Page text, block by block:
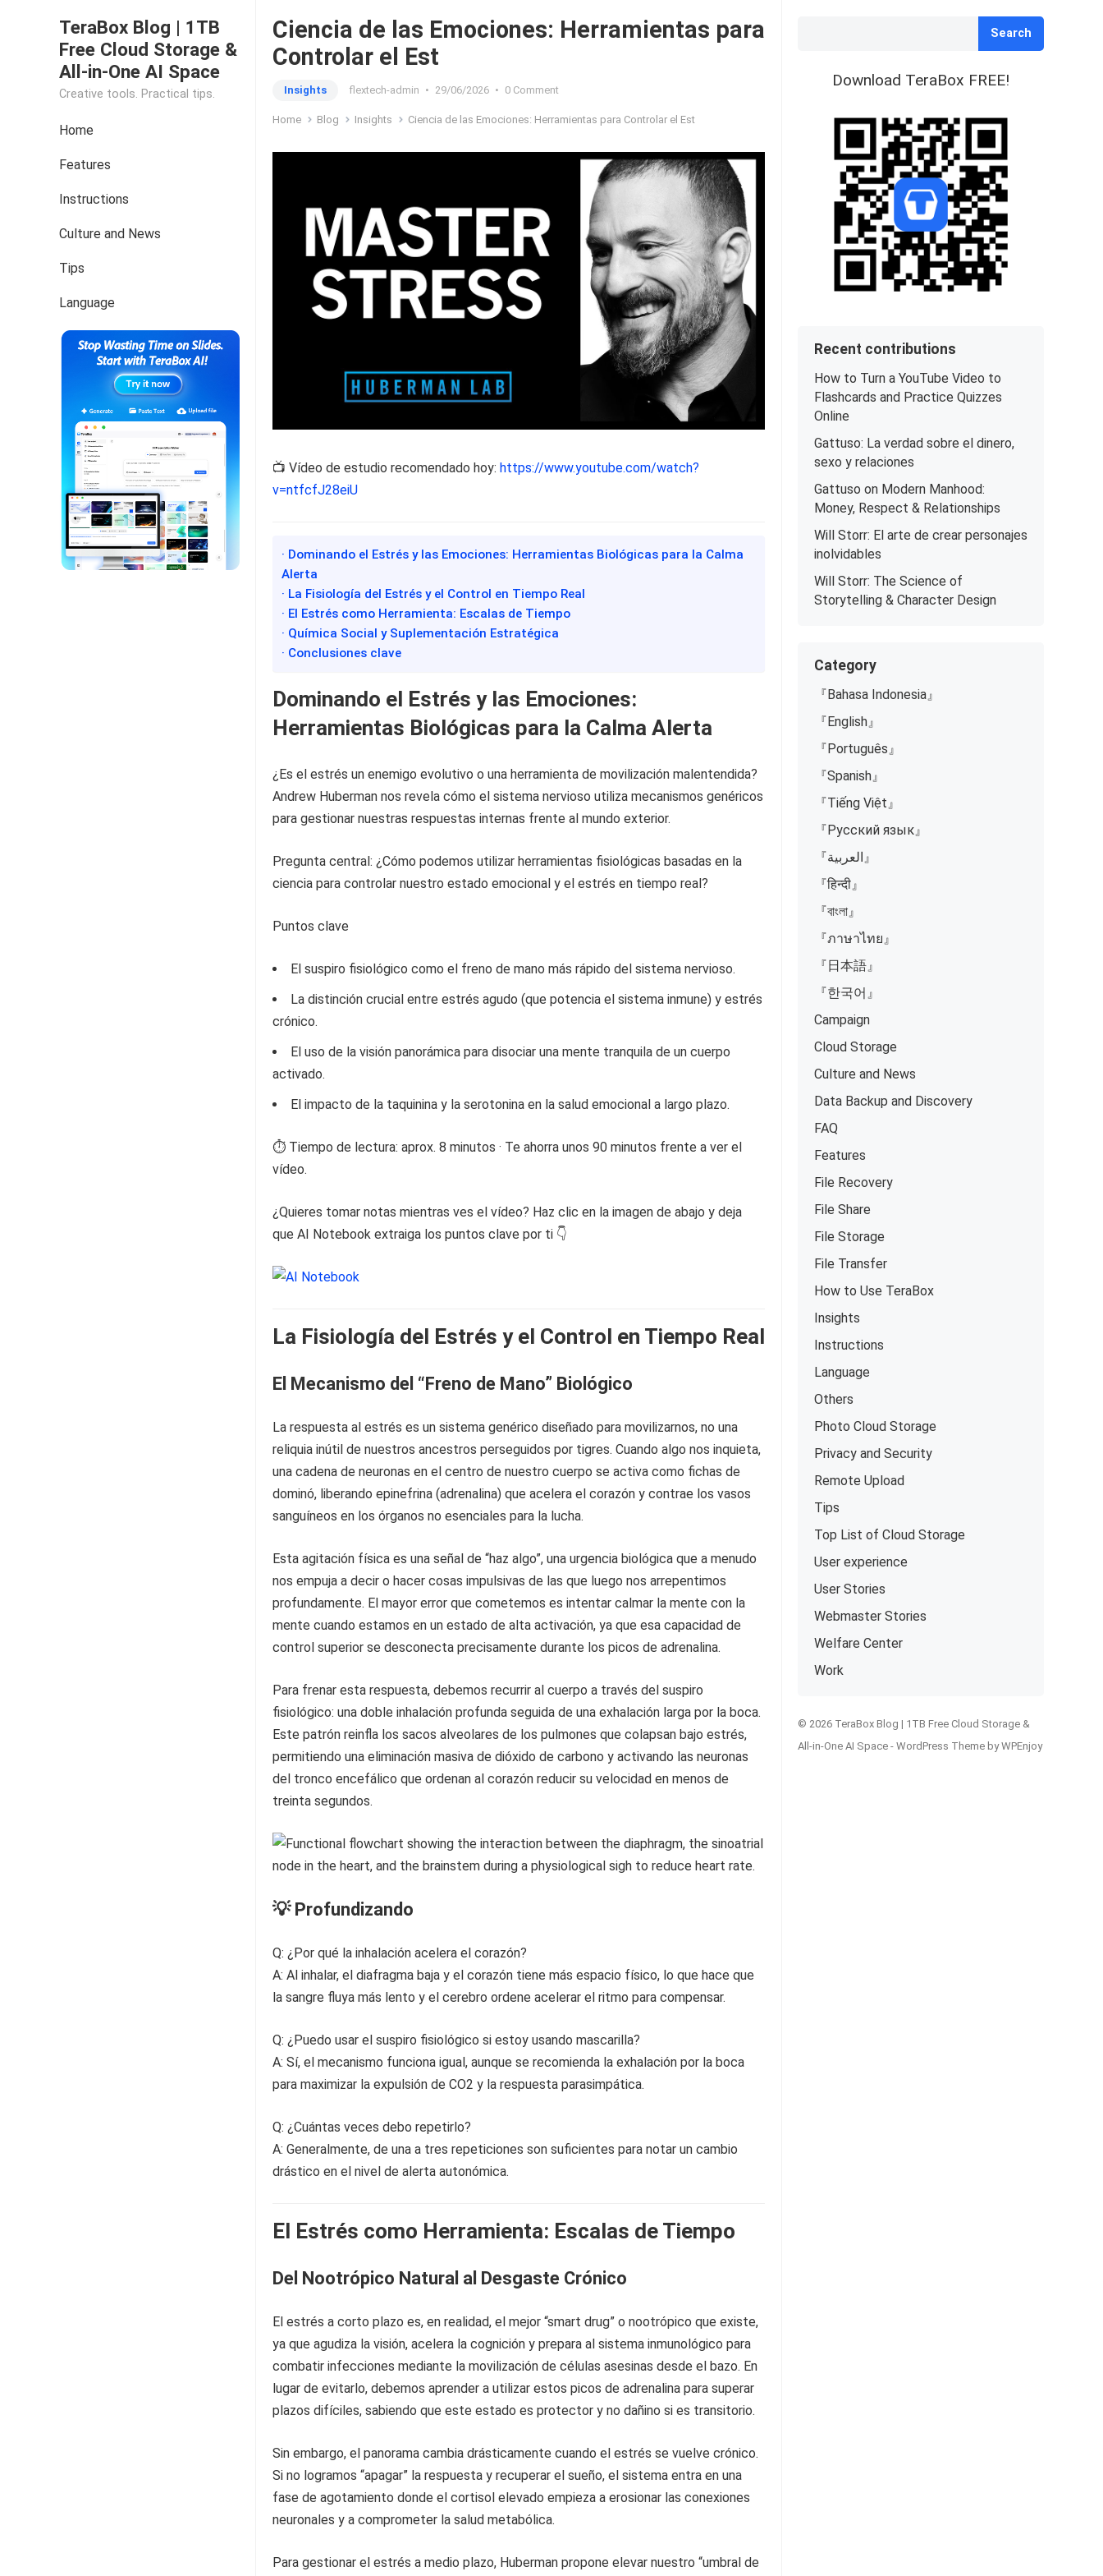
TeraBox Blog | 1TB
Free Cloud Storage &
All-in-One AI Space
Creative tools. Practical tips.
Home
Features
Instructions
Culture and News
Tips
Language
Ciencia de las Emociones: Herramientas para
Controlar el Est
Insights flextech-admin • 29/06/2026 • 0 Comment
Home Blog Insights Ciencia de las Emociones: Herramientas para Controlar el Est
📺 Vídeo de estudio recomendado hoy: https://www.youtube.com/watch?
v=ntfcfJ28eiU
· Dominando el Estrés y las Emociones: Herramientas Biológicas para la Calma
Alerta
· La Fisiología del Estrés y el Control en Tiempo Real
· El Estrés como Herramienta: Escalas de Tiempo
· Química Social y Suplementación Estratégica
· Conclusiones clave
Dominando el Estrés y las Emociones:
Herramientas Biológicas para la Calma Alerta
¿Es el estrés un enemigo evolutivo o una herramienta de movilización malentendida?
Andrew Huberman nos revela cómo el sistema nervioso utiliza mecanismos genéricos
para gestionar nuestras respuestas internas frente al mundo exterior.
Pregunta central: ¿Cómo podemos utilizar herramientas fisiológicas basadas en la
ciencia para controlar nuestro estado emocional y el estrés en tiempo real?
Puntos clave
El suspiro fisiológico como el freno de mano más rápido del sistema nervioso.
La distinción crucial entre estrés agudo (que potencia el sistema inmune) y estrés
crónico.
El uso de la visión panorámica para disociar una mente tranquila de un cuerpo
activado.
El impacto de la taquinina y la serotonina en la salud emocional a largo plazo.
⏱️ Tiempo de lectura: aprox. 8 minutos · Te ahorra unos 90 minutos frente a ver el
vídeo.
¿Quieres tomar notas mientras ves el vídeo? Haz clic en la imagen de abajo y deja
que AI Notebook extraiga los puntos clave por ti 👇
La Fisiología del Estrés y el Control en Tiempo Real
El Mecanismo del “Freno de Mano” Biológico
La respuesta al estrés es un sistema genérico diseñado para movilizarnos, no una
reliquia inútil de nuestros ancestros perseguidos por tigres. Cuando algo nos inquieta,
una cadena de neuronas en el centro de nuestro cuerpo se activa como fichas de
dominó, liberando epinefrina (adrenalina) que acelera el corazón y contrae los vasos
sanguíneos en los órganos no esenciales para la lucha.
Esta agitación física es una señal de “haz algo”, una urgencia biológica que a menudo
nos empuja a decir o hacer cosas impulsivas de las que luego nos arrepentimos
profundamente. El mayor error que cometemos es intentar calmar la mente con la
mente cuando estamos en un estado de alta activación, ya que esa capacidad de
control superior se desconecta precisamente durante los picos de adrenalina.
Para frenar esta respuesta, debemos recurrir al cuerpo a través del suspiro
fisiológico: una doble inhalación profunda seguida de una exhalación larga por la boca.
Este patrón reinfla los sacos alveolares de los pulmones que colapsan bajo estrés,
permitiendo una eliminación masiva de dióxido de carbono y activando las neuronas
del tronco encefálico que ordenan al corazón reducir su velocidad en menos de
treinta segundos.
💡 Profundizando
Q: ¿Por qué la inhalación acelera el corazón?
A: Al inhalar, el diafragma baja y el corazón tiene más espacio físico, lo que hace que
la sangre fluya más lento y el cerebro ordene acelerar el ritmo para compensar.
Q: ¿Puedo usar el suspiro fisiológico si estoy usando mascarilla?
A: Sí, el mecanismo funciona igual, aunque se recomienda la exhalación por la boca
para maximizar la expulsión de CO2 y la respuesta parasimpática.
Q: ¿Cuántas veces debo repetirlo?
A: Generalmente, de una a tres repeticiones son suficientes para notar un cambio
drástico en el nivel de alerta autonómica.
El Estrés como Herramienta: Escalas de Tiempo
Del Nootrópico Natural al Desgaste Crónico
El estrés a corto plazo es, en realidad, el mejor “smart drug” o nootrópico que existe,
ya que agudiza la visión, acelera la cognición y prepara al sistema inmunológico para
combatir infecciones mediante la movilización de células asesinas desde el bazo. En
lugar de evitarlo, debemos aprender a utilizar estos picos de adrenalina para superar
plazos difíciles, sabiendo que este estado es protector y no dañino si es transitorio.
Sin embargo, el panorama cambia drásticamente cuando el estrés se vuelve crónico.
Si no logramos “apagar” la respuesta y recuperar el sueño, el sistema entra en una
fase de agotamiento donde el cortisol elevado empieza a erosionar las conexiones
neuronales y a comprometer la salud metabólica.
Para gestionar el estrés a medio plazo, Huberman propone elevar nuestro “umbral de
Search
Download TeraBox FREE!
Recent contributions
How to Turn a YouTube Video to
Flashcards and Practice Quizzes
Online
Gattuso: La verdad sobre el dinero,
sexo y relaciones
Gattuso on Modern Manhood:
Money, Respect & Relationships
Will Storr: El arte de crear personajes
inolvidables
Will Storr: The Science of
Storytelling & Character Design
Category
『Bahasa Indonesia』
『English』
『Português』
『Spanish』
『Tiếng Việt』
『Русский язык』
『العربية』
『हिन्दी』
『বাংলা』
『ภาษาไทย』
『日本語』
『한국어』
Campaign
Cloud Storage
Culture and News
Data Backup and Discovery
FAQ
Features
File Recovery
File Share
File Storage
File Transfer
How to Use TeraBox
Insights
Instructions
Language
Others
Photo Cloud Storage
Privacy and Security
Remote Upload
Tips
Top List of Cloud Storage
User experience
User Stories
Webmaster Stories
Welfare Center
Work
© 2026 TeraBox Blog | 1TB Free Cloud Storage &
All-in-One AI Space - WordPress Theme byWPEnjoy